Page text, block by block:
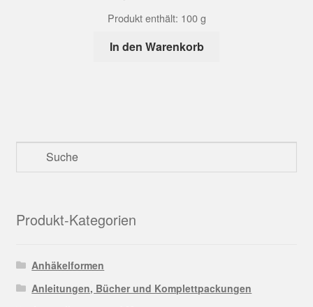
Produkt enthält: 100g
In den Warenkorb
Produkt-Kategorien
Anhäkelformen
Anleitungen, Bücher und Komplettpackungen